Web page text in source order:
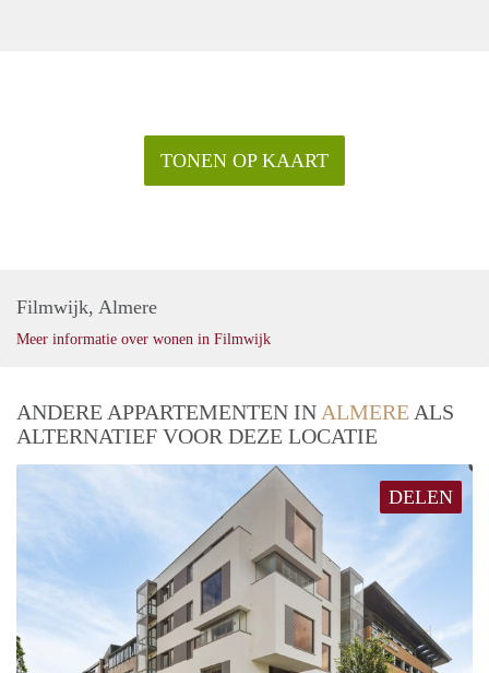
TONEN OP KAART
Filmwijk, Almere
Meer informatie over wonen in Filmwijk
ANDERE APPARTEMENTEN IN ALMERE ALS
ALTERNATIEF VOOR DEZE LOCATIE
DELEN